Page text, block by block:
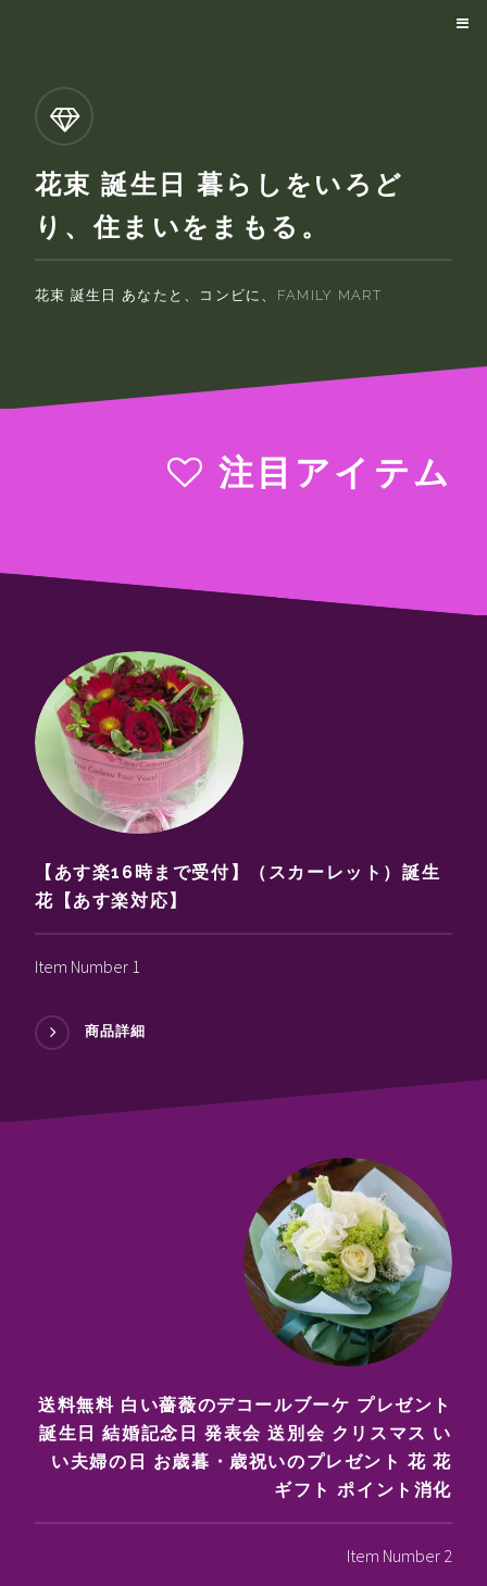
花束 誕生日 暮らしをいろど
り、住まいをまもる。
花束 誕生日 あなたと、コンビに、FAMILY MART
注目アイテム
【あす楽16時まで受付】（スカーレット）誕生
花【あす楽対応】
Item Number 1
商品詳細
送料無料 白い薔薇のデコールブーケ プレゼント
誕生日 結婚記念日 発表会 送別会 クリスマス い
い夫婦の日 お歳暮・歳祝いのプレゼント 花 花
ギフト ポイント消化
Item Number 2